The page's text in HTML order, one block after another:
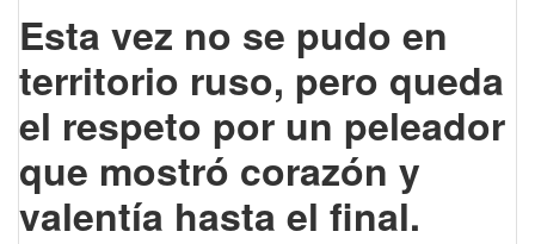
Esta vez no se pudo en
territorio ruso, pero queda
el respeto por un peleador
que mostró corazón y
valentía hasta el final.